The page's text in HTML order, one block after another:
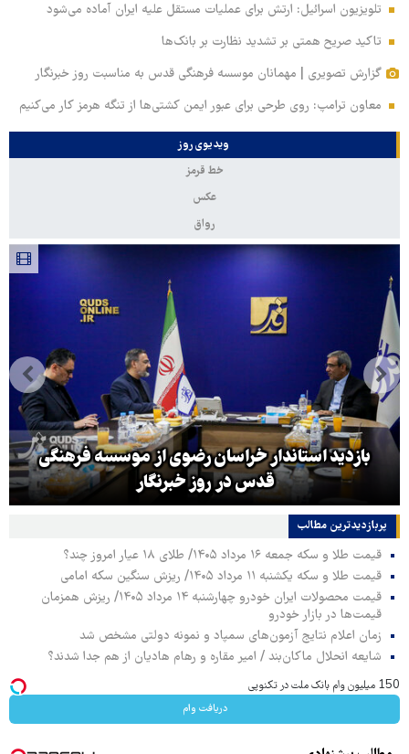
تلویزیون اسرائیل: ارتش برای عملیات مستقل علیه ایران آماده می‌شود
تاکید صریح همتی بر تشدید نظارت بر بانک‌ها
گزارش تصویری | مهمانان موسسه فرهنگی قدس به مناسبت روز خبرنگار
معاون ترامپ: روی طرحی برای عبور ایمن کشتی‌ها از تنگه هرمز کار می‌کنیم
ویدیوی روز
خط قرمز
عکس
رواق
بازدید استاندار خراسان رضوی از موسسه فرهنگی
قدس در روز خبرنگار
پربازدیدترین‌ مطالب
قیمت طلا و سکه جمعه ۱۶ مرداد ۱۴۰۵/ طلای ۱۸ عیار امروز چند؟
قیمت طلا و سکه یکشنبه ۱۱ مرداد ۱۴۰۵/ ریزش سنگین سکه امامی
قیمت محصولات ایران خودرو چهارشنبه ۱۴ مرداد ۱۴۰۵/ ریزش همزمان
قیمت‌ها در بازار خودرو
زمان اعلام نتایج آزمون‌های سمپاد و نمونه دولتی مشخص شد
شایعه انحلال ماکان‌بند / امیر مقاره و رهام هادیان از هم جدا شدند؟
150 میلیون وام بانک ملت در تکنوپی
دریافت وام